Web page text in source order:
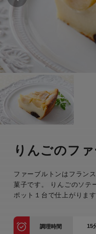
りんごのフ
ファーブルトンはフラン
菓子です。 りんごのソテ
ポット１台で仕上がります
調理時間 15